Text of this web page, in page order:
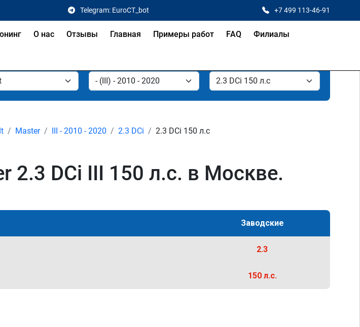
Telegram: EuroCT_bot +7 499 113-46-91
О нас Отзывы Главная Примеры работ FAQ Филиалы
Master III - 2010 - 2020 2.3 DCi 2.3 DCi 150 л.с
2.3 DCi III 150 л.с. в Москве.
Заводские
2.3
150 л.с.